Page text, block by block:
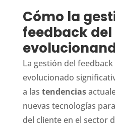
Cómo la
feedback
La gestión del
evolucionado
a las tendencias
nuevas tecnologías
del cliente en el sector